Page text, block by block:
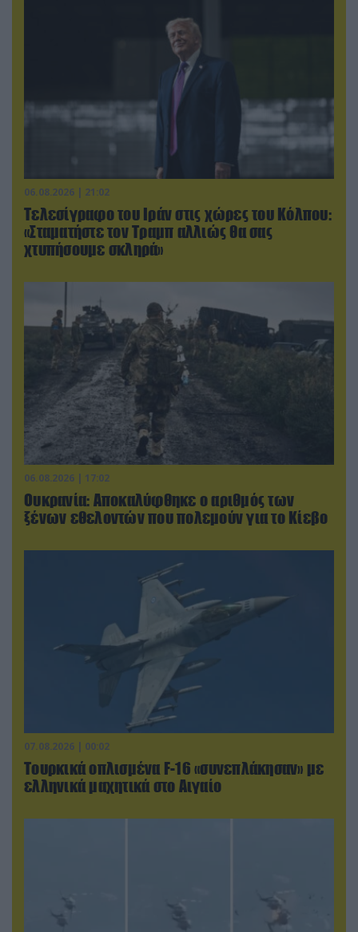
06.08.2026 | 21:02
Τελεσίγραφο του Ιράν στις χώρες του Κόλπου:
«Σταματήστε τον Τραμπ αλλιώς θα σας
χτυπήσουμε σκληρά»
06.08.2026 | 17:02
Ουκρανία: Αποκαλύφθηκε ο αριθμός των
ξένων εθελοντών που πολεμούν για το Κίεβο
07.08.2026 | 00:02
Τουρκικά οπλισμένα F-16 «συνεπλάκησαν» με
ελληνικά μαχητικά στο Αιγαίο